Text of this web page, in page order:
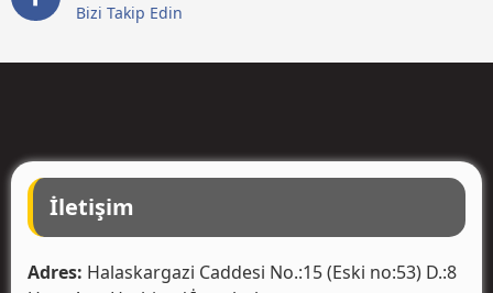
Bizi Takip Edin
İletişim
Adres: Halaskargazi Caddesi No.:15 (Eski no:53) D.:8